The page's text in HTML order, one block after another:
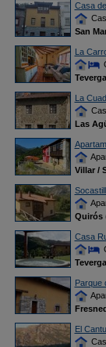
Casa
San
La
Teverga
La
Las
Villar /
Quirós
Casa
Teverga
Parque
El Cantu